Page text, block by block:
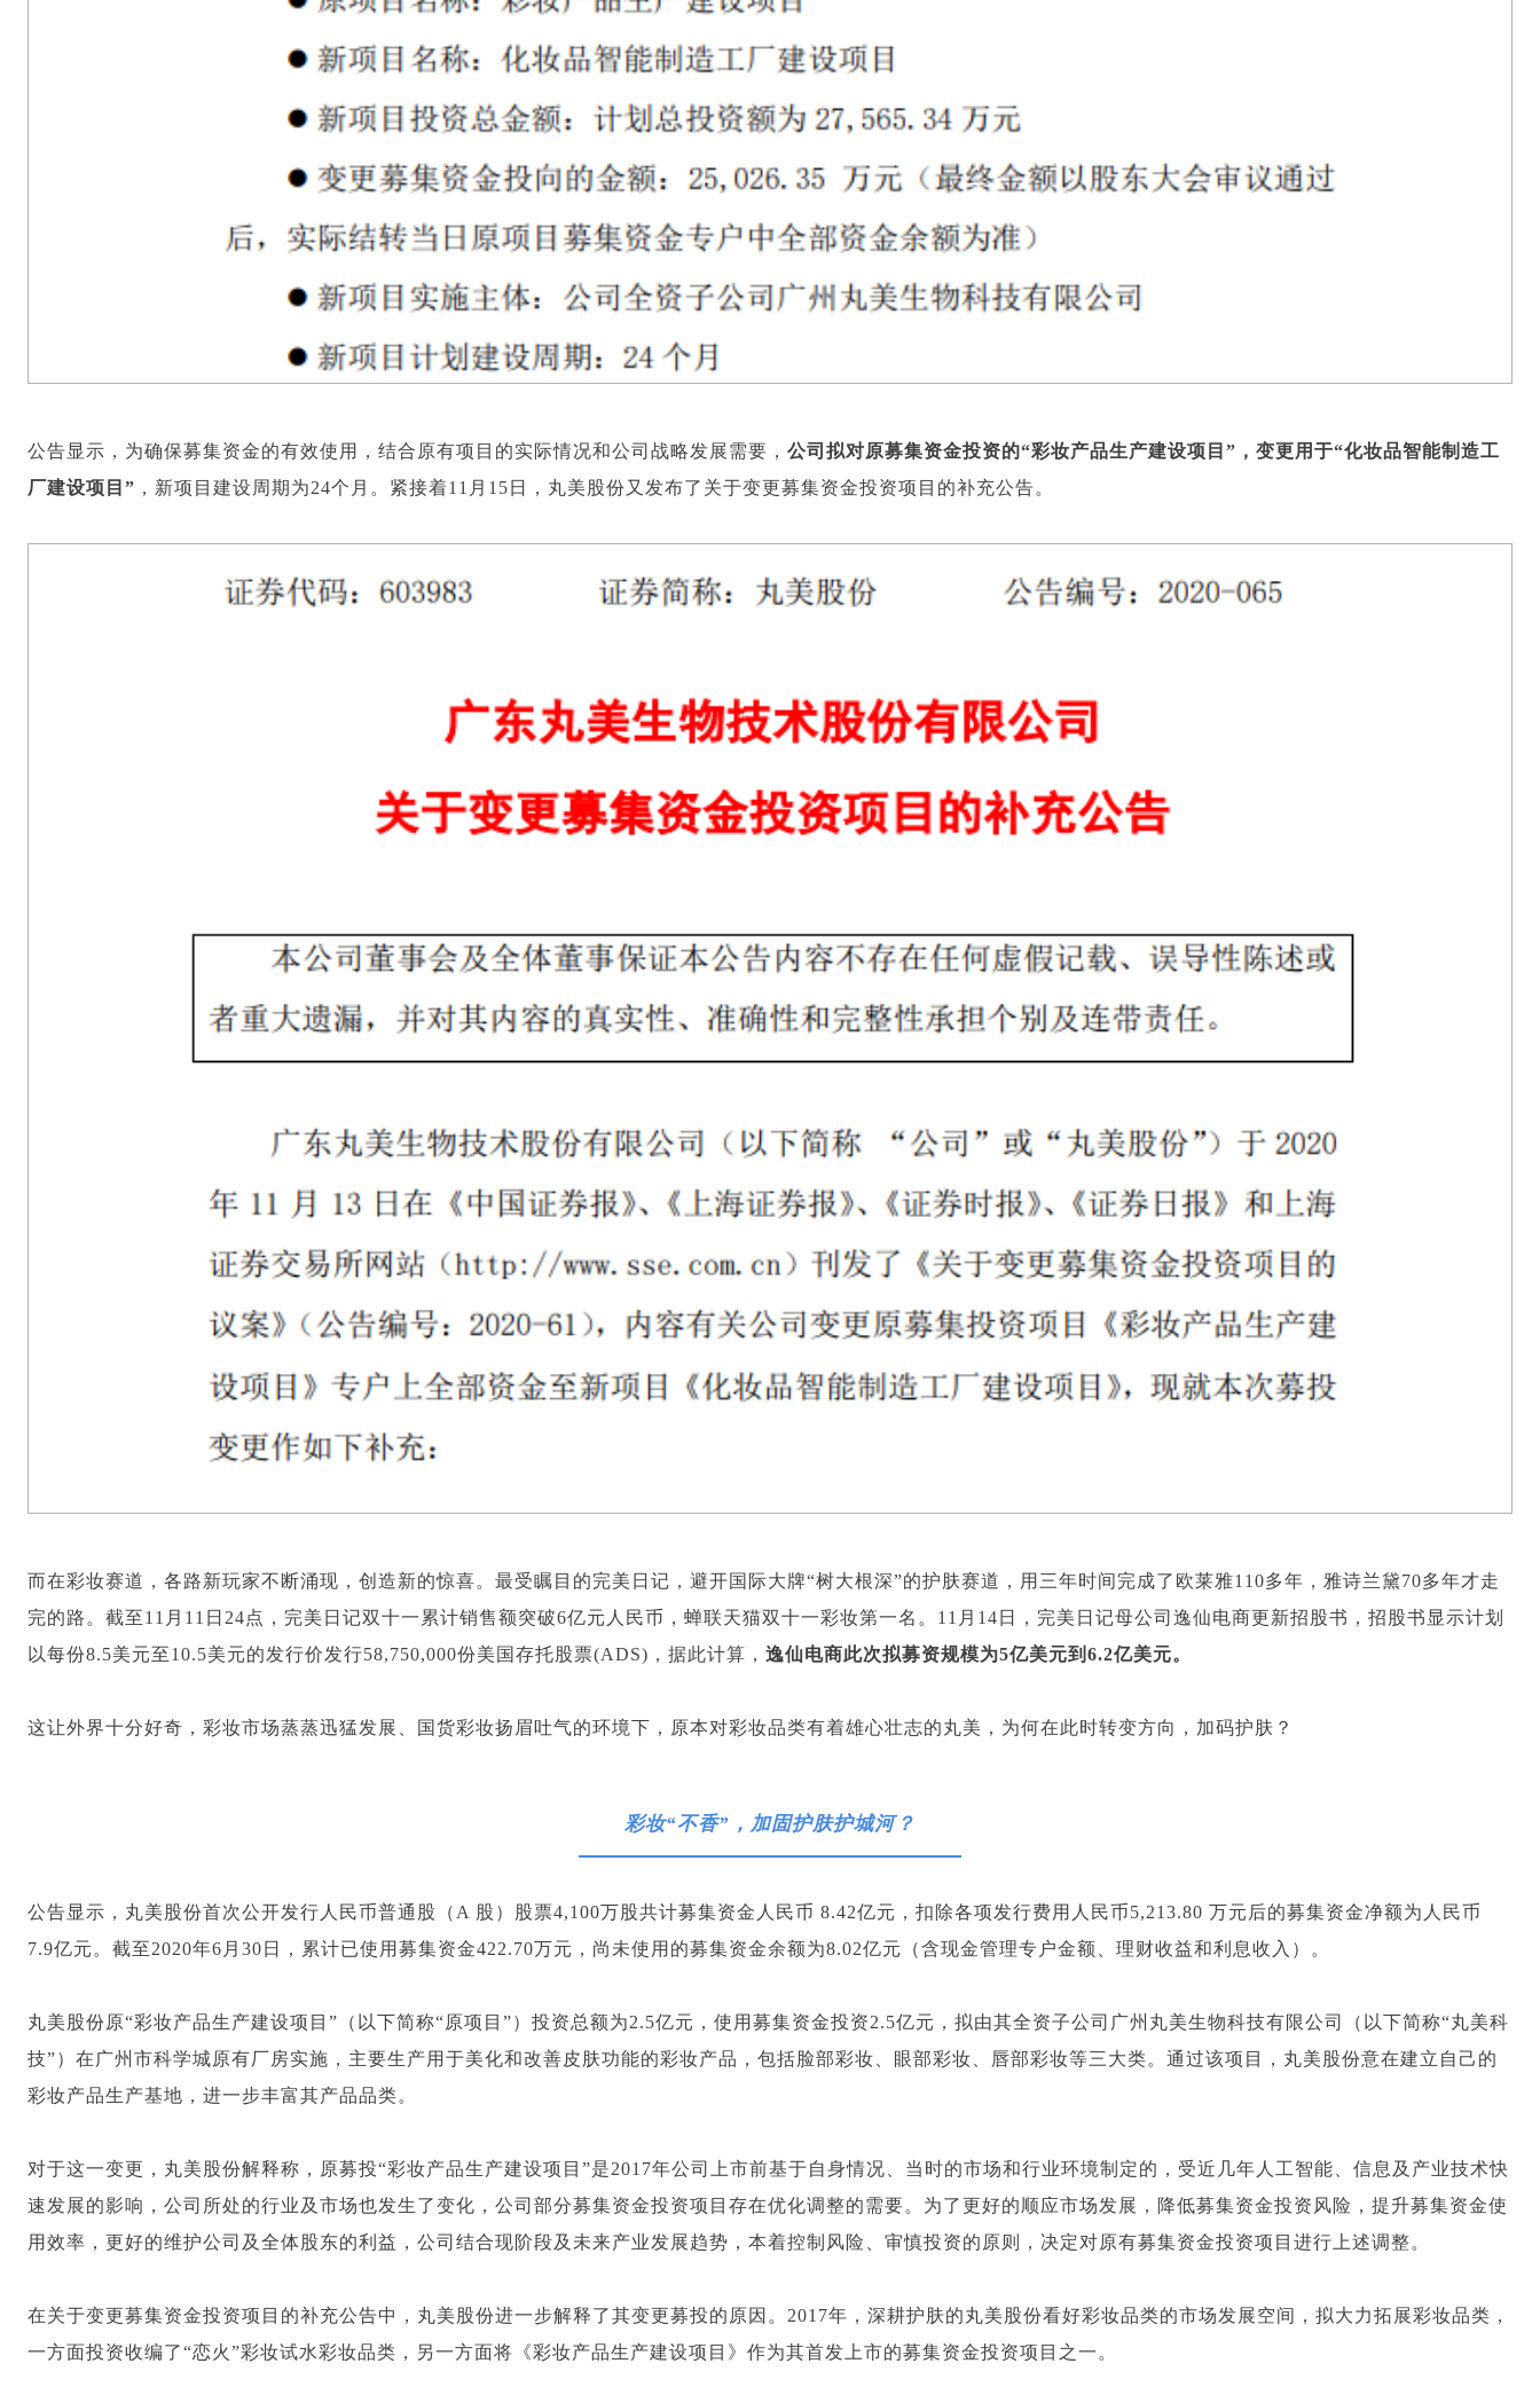
公告显示，为确保募集资金的有效使用，结合原有项目的实际情况和公司战略发展需要， 公司拟对原募集资金投资的“彩妆产品生产建设项目”，变更用于“化妆品智能制造工
厂建设项目” ，新项目建设周期为24个月。紧接着11月15日，丸美股份又发布了关于变更募集资金投资项目的补充公告。
而在彩妆赛道，各路新玩家不断涌现，创造新的惊喜。最受瞩目的完美日记，避开国际大牌“树大根深”的护肤赛道，用三年时间完成了欧莱雅110多年，雅诗兰黛70多年才走
完的路。截至11月11日24点，完美日记双十一累计销售额突破6亿元人民币，蝉联天猫双十一彩妆第一名。11月14日，完美日记母公司逸仙电商更新招股书，招股书显示计划
以每份8.5美元至10.5美元的发行价发行58,750,000份美国存托股票(ADS)，据此计算， 逸仙电商此次拟募资规模为5亿美元到6.2亿美元。
这让外界十分好奇，彩妆市场蒸蒸迅猛发展、国货彩妆扬眉吐气的环境下，原本对彩妆品类有着雄心壮志的丸美，为何在此时转变方向，加码护肤？
彩妆“不香”，加固护肤护城河？
公告显示，丸美股份首次公开发行人民币普通股（A 股）股票4,100万股共计募集资金人民币 8.42亿元，扣除各项发行费用人民币5,213.80 万元后的募集资金净额为人民币
7.9亿元。截至2020年6月30日，累计已使用募集资金422.70万元，尚未使用的募集资金余额为8.02亿元（含现金管理专户金额、理财收益和利息收入）。
丸美股份原“彩妆产品生产建设项目”（以下简称“原项目”）投资总额为2.5亿元，使用募集资金投资2.5亿元，拟由其全资子公司广州丸美生物科技有限公司（以下简称“丸美科
技”）在广州市科学城原有厂房实施，主要生产用于美化和改善皮肤功能的彩妆产品，包括脸部彩妆、眼部彩妆、唇部彩妆等三大类。通过该项目，丸美股份意在建立自己的
彩妆产品生产基地，进一步丰富其产品品类。
对于这一变更，丸美股份解释称，原募投“彩妆产品生产建设项目”是2017年公司上市前基于自身情况、当时的市场和行业环境制定的，受近几年人工智能、信息及产业技术快
速发展的影响，公司所处的行业及市场也发生了变化，公司部分募集资金投资项目存在优化调整的需要。为了更好的顺应市场发展，降低募集资金投资风险，提升募集资金使
用效率，更好的维护公司及全体股东的利益，公司结合现阶段及未来产业发展趋势，本着控制风险、审慎投资的原则，决定对原有募集资金投资项目进行上述调整。
在关于变更募集资金投资项目的补充公告中，丸美股份进一步解释了其变更募投的原因。2017年，深耕护肤的丸美股份看好彩妆品类的市场发展空间，拟大力拓展彩妆品类，
一方面投资收编了“恋火”彩妆试水彩妆品类，另一方面将《彩妆产品生产建设项目》作为其首发上市的募集资金投资项目之一。